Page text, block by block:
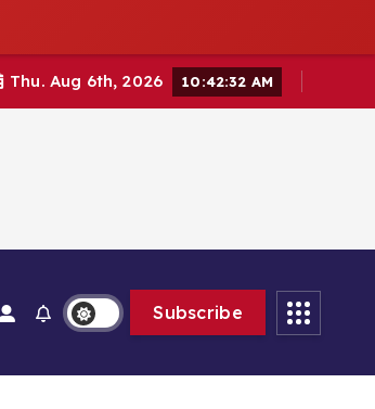
Thu. Aug 6th, 2026 10:42:33 AM
Subscribe